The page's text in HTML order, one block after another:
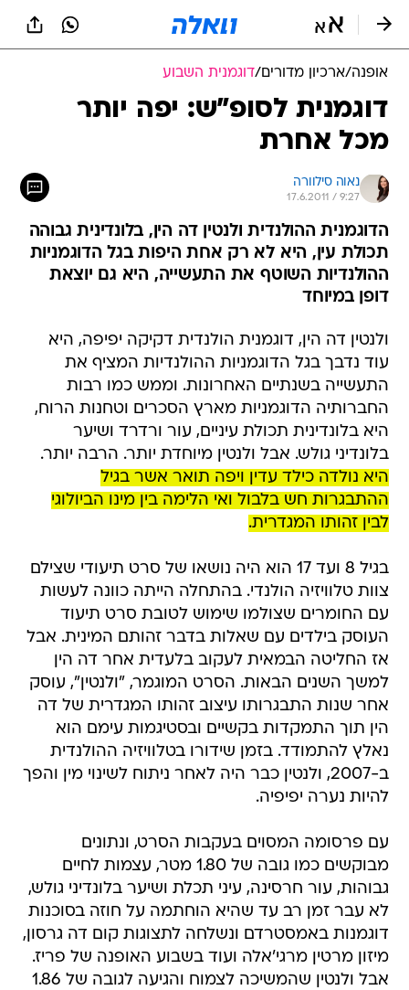
אופנה/ארכיון מדורים/דוגמנית השבוע
דוגמנית לסופ"ש: יפה יותר
מכל אחרת
נאוה סילוורה
17.6.2011 / 9:27
הדוגמנית ההולנדית ולנטין דה הין, בלונדינית גבוהה
תכולת עין, היא לא רק אחת היפות בגל הדוגמניות
ההולנדיות השוטף את התעשייה, היא גם יוצאת
דופן במיוחד
ולנטין דה הין, דוגמנית הולנדית דקיקה יפיפה, היא
עוד נדבך בגל הדוגמניות ההולנדיות המציף את
התעשייה בשנתיים האחרונות. וממש כמו רבות
החברותיה הדוגמניות מארץ הסכרים וטחנות הרוח,
היא בלונדינית תכולת עיניים, עור ורדרד ושיער
בלונדיני גולש. אבל ולנטין מיוחדת יותר. הרבה יותר.
היא נולדה כילד עדין ויפה תואר אשר בגיל
ההתבגרות חש בלבול ואי הלימה בין מינו הביולוגי
לבין זהותו המגדרית.
בגיל 8 ועד 17 הוא היה נושאו של סרט תיעודי שצילם
צוות טלוויזיה הולנדי. בהתחלה הייתה כוונה לעשות
עם החומרים שצולמו שימוש לטובת סרט תיעוד
העוסק בילדים עם שאלות בדבר זהותם המינית. אבל
אז החליטה הבמאית לעקוב בלעדית אחר דה הין
למשך השנים הבאות. הסרט המוגמר, "ולנטין", עוסק
אחר שנות התבגרותו עיצוב זהותו המגדרית של דה
הין תוך התמקדות בקשיים ובסטיגמות עימם הוא
נאלץ להתמודד. בזמן שידורו בטלוויזיה ההולנדית
ב-2007, ולנטין כבר היה לאחר ניתוח לשינוי מין והפך
להיות נערה יפיפיה.
עם פרסומה המסוים בעקבות הסרט, ונתונים
מבוקשים כמו גובה של 1.80 מטר, עצמות לחיים
גבוהות, עור חרסינה, עיני תכלת ושיער בלונדיני גולש,
לא עבר זמן רב עד שהיא הוחתמה על חוזה בסוכנות
דוגמנות באמסטרדם ונשלחה לתצוגות קום דה גרסון,
מיזון מרטין מרגי'אלה ועוד בשבוע האופנה של פריז.
אבל ולנטין שהמשיכה לצמוח והגיעה לגובה של 1.86